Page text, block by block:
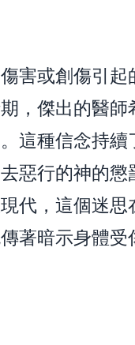
害或創傷引
，傑出的醫
這種信念持
惡行的神的
代，這個迷
著暗示身體